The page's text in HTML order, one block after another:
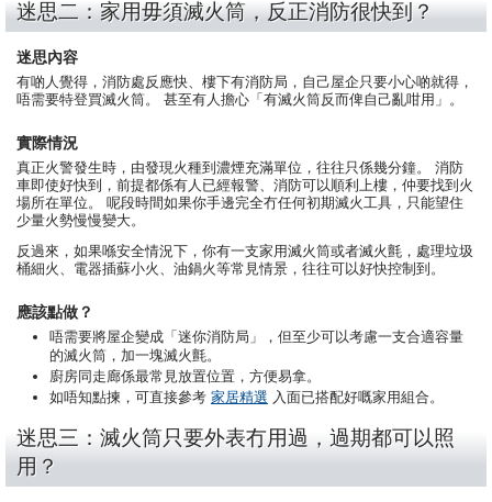
迷思二：家用毋須滅火筒，反正消防很快到？
迷思內容
有啲人覺得，消防處反應快、樓下有消防局，自己屋企只要小心啲就得，
唔需要特登買滅火筒。 甚至有人擔心「有滅火筒反而俾自己亂咁用」。
實際情況
真正火警發生時，由發現火種到濃煙充滿單位，往往只係幾分鐘。 消防
車即使好快到，前提都係有人已經報警、消防可以順利上樓，仲要找到火
場所在單位。 呢段時間如果你手邊完全冇任何初期滅火工具，只能望住
少量火勢慢慢變大。
反過來，如果喺安全情況下，你有一支家用滅火筒或者滅火氈，處理垃圾
桶細火、電器插蘇小火、油鍋火等常見情景，往往可以好快控制到。
應該點做？
唔需要將屋企變成「迷你消防局」，但至少可以考慮一支合適容量
的滅火筒，加一塊滅火氈。
廚房同走廊係最常見放置位置，方便易拿。
如唔知點揀，可直接參考 家居精選 入面已搭配好嘅家用組合。
迷思三：滅火筒只要外表冇用過，過期都可以照
用？